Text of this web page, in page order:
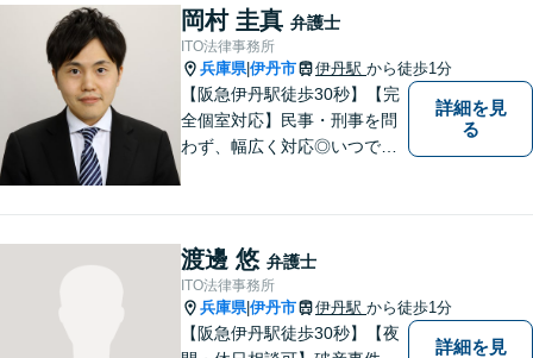
します。まずはお気軽にご相
談にいらしてください。【休
日夜間相談可】
岡村 圭真 弁護士
ITO法律事務所
兵庫県|伊丹市 伊丹駅 から徒歩1分
【阪急伊丹駅徒歩30秒】【完
全個室対応】民事・刑事を問
わず、幅広く対応◎いつでも
れず、尽力してまいります。
【メーカー法務経験あり】
詳細を見
る
渡邊 悠 弁護士
ITO法律事務所
兵庫県|伊丹市 伊丹駅 から徒歩1分
【阪急伊丹駅徒歩30秒】【夜
詳細を見